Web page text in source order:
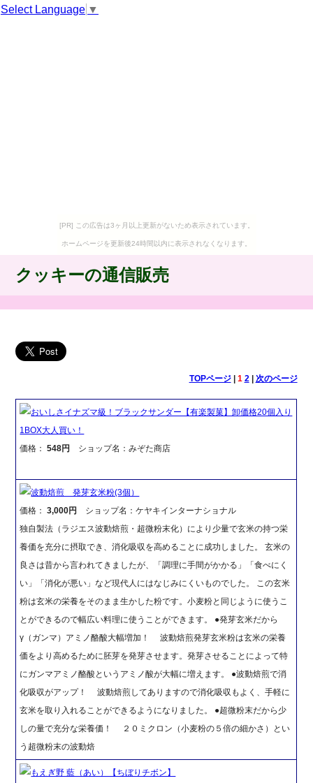
Select Language ▼
[PR] この広告は3ヶ月以上更新がないため表示されています。
ホームページを更新後24時間以内に表示されなくなります。
クッキーの通信販売
TOPページ| 1 2| 次のページ
おいしさイナズマ級！ブラックサンダー【有楽製菓】卸価格20個入り
1BOX大人買い！
価格：548円 ショップ名：みぞた商店
波動焙煎 発芽玄米粉(3個）
価格：3,000円
ショップ名：ケヤキインターナショナル
独自製法（ラジエス波動焙煎・超微粉末化）により少量で玄米の持つ栄
養価を充分に摂取でき、消化吸収を高めることに成功しました。 玄米の
良さは昔から言われてきましたが、「調理に手間がかかる」「食べにく
い」「消化が悪い」など現代人にはなじみにくいものでした。 この玄米
粉は玄米の栄養をそのまま生かした粉です。小麦粉と同じように使うこ
とができるので幅広い料理に使うことができます。 ●発芽玄米だから
γ（ガンマ）アミノ酪酸大幅増加！ 波動焙煎発芽玄米粉は玄米の栄養
価をより高めるために胚芽を発芽させます。発芽させることによって特
にガンマアミノ酪酸というアミノ酸が大幅に増えます。 ●波動焙煎で消
化吸収がアップ！ 波動焙煎してありますので消化吸収もよく、手軽に
玄米を取り入れることができるようになりました。 ●超微粉末だから少
しの量で充分な栄養価！ ２０ミクロン（小麦粉の５倍の細かさ）とい
う超微粉末の波動焙
もえぎ野 藍（あい）【ちぼりチボン】